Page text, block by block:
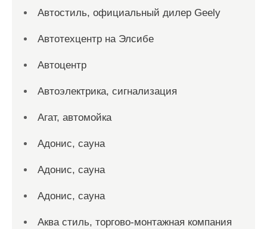
Автостиль, официальный дилер Geely
Автотехцентр на Элсибе
Автоцентр
Автоэлектрика, сигнализация
Агат, автомойка
Адонис, сауна
Адонис, сауна
Адонис, сауна
Аква стиль, торгово-монтажная компания